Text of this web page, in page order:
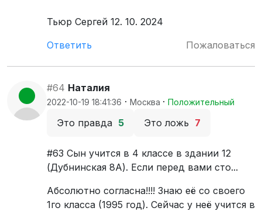
Тьюр Сергей 12. 10. 2024
Ответить
Пожаловаться
#64 Наталия
2022-10-19 18:41:36 · Москва · Положительный
Это правда 5 Это ложь 7
#63 Сын учится в 4 классе в здании 12
(Дубнинская 8А). Если перед вами сто...
Абсолютно согласна!!!! Знаю её со своего
1го класса (1995 год). Сейчас у неё учится в